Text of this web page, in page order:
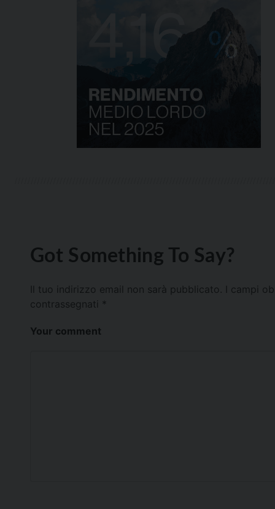
Got Something To Say?
Il tuo indirizzo email non sarà pubblicato.
I campi
contrassegnati *
Your comment